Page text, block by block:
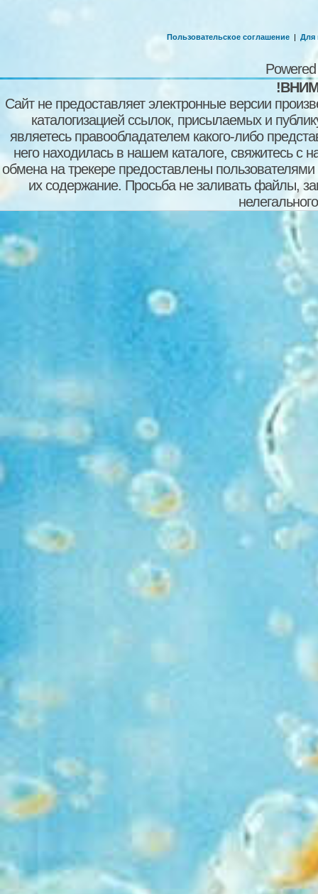
Пользовательское соглашение | Для
Сайт не предоставляет электронные версии
каталогизацией ссылок, присылаемых и
являетесь правообладателем какого-либо
него находилась в нашем каталоге, свяжитесь
обмена на трекере предоставлены пользователями
их содержание. Просьба не заливать файлы,